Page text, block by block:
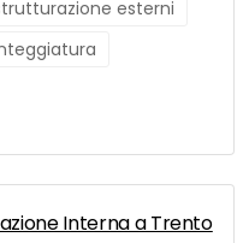
esterni
Interna a Trento